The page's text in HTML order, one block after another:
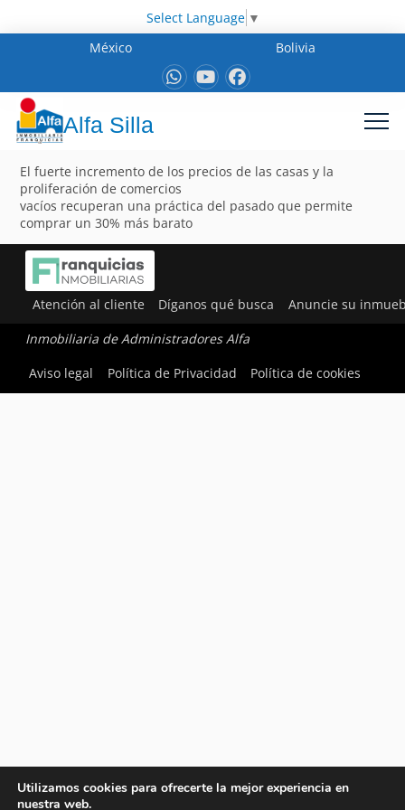
Select Language ▼
México
Bolivia
Alfa Silla
El fuerte incremento de los precios de las casas y la
proliferación de comercios
vacíos recuperan una práctica del pasado que permite
comprar un 30% más barato
Atención al cliente Díganos qué busca Anuncie su
Inmobiliaria de Administradores Alfa
Aviso legal
Política de Privacidad Política de cookies
Utilizamos cookies para ofrecerte la mejor experiencia en
nuestra web.